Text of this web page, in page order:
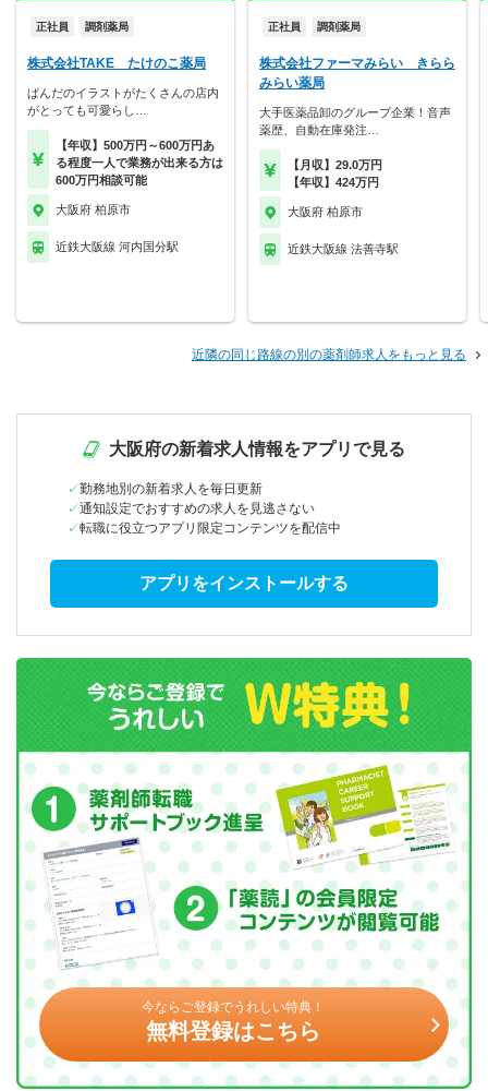
正社員 調剤薬局
株式会社TAKE たけのこ薬局
ぱんだのイラストがたくさんの店内
がとっても可愛らし…
【年収】500万円～600万円あ
る程度一人で業務が出来る方は
600万円相談可能
大阪府 柏原市
近鉄大阪線 河内国分駅
正社員 調剤薬局
株式会社ファーマみらい きらら
みらい薬局
大手医薬品卸のグループ企業！音声
薬歴、自動在庫発注…
【月収】29.0万円
【年収】424万円
大阪府 柏原市
近鉄大阪線 法善寺駅
近隣の同じ路線の別の薬剤師求人をもっと見る
大阪府の新着求人情報をアプリで見る
勤務地別の新着求人を毎日更新
通知設定でおすすめの求人を見逃さない
転職に役立つアプリ限定コンテンツを配信中
アプリをインストールする
今ならご登録でうれしい特典！
無料登録はこちら